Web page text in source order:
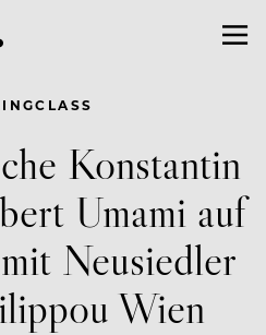
Konstantin
Umami auf
Neusiedler
Wien